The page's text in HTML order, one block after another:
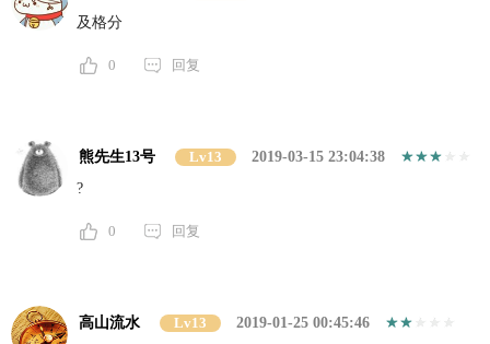
及格分
0 回复
熊先生13号 Lv13
2019-03-15 23:04:38
?
0 回复
高山流水 Lv13
2019-01-25 00:45:46